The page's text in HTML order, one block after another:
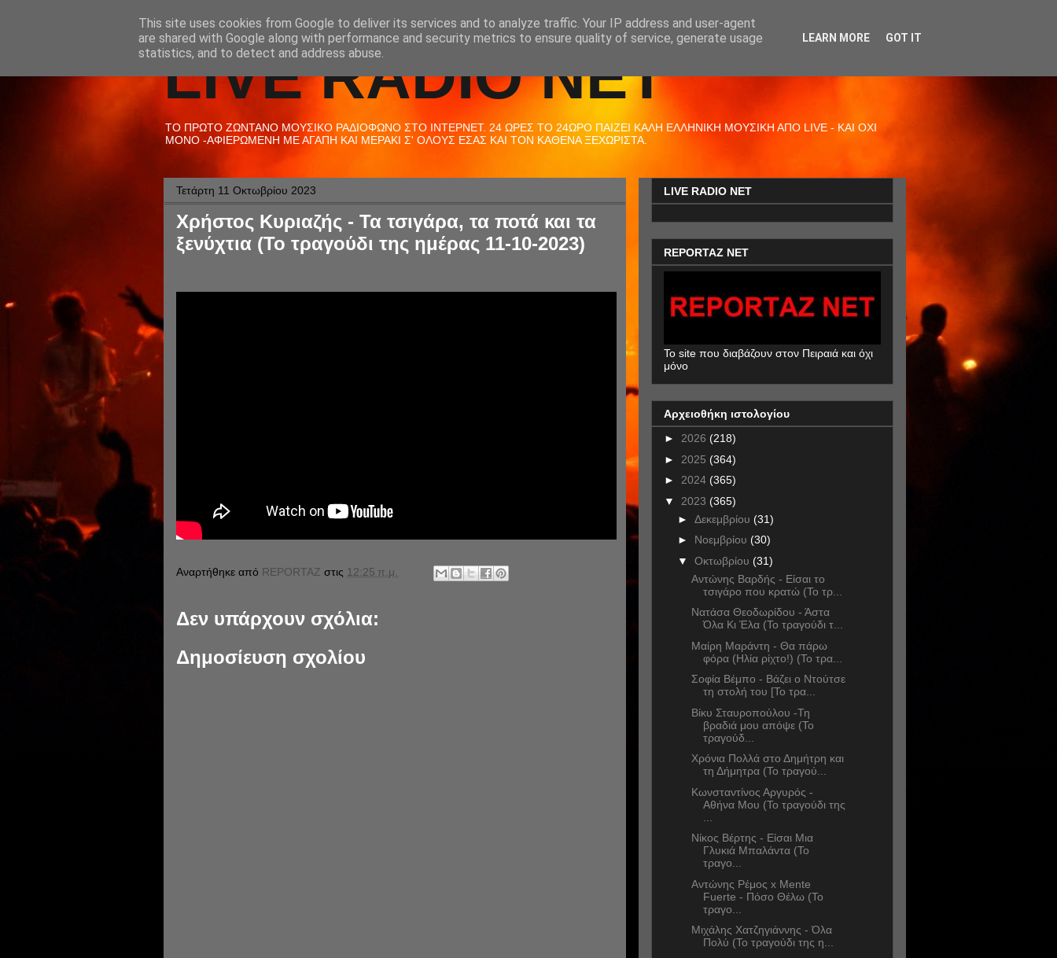
LIVE RADIO NET
ΤΟ ΠΡΩΤΟ ΖΩΝΤΑΝΟ ΜΟΥΣΙΚΟ ΡΑΔΙΟΦΩΝΟ ΣΤΟ ΙΝΤΕΡΝΕΤ. 24 ΩΡΕΣ ΤΟ 24ΩΡΟ ΠΑΙΖΕΙ ΚΑΛΗ ΕΛΛΗΝΙΚΗ ΜΟΥΣΙΚΗ ΑΠΟ LIVE - ΚΑΙ ΟΧΙ
ΜΟΝΟ -ΑΦΙΕΡΩΜΕΝΗ ΜΕ ΑΓΑΠΗ ΚΑΙ ΜΕΡΑΚΙ Σ' ΟΛΟΥΣ ΕΣΑΣ ΚΑΙ ΤΟΝ ΚΑΘΕΝΑ ΞΕΧΩΡΙΣΤΑ.
Τετάρτη 11 Οκτωβρίου 2023
Χρήστος Κυριαζής - Τα τσιγάρα, τα ποτά και τα
ξενύχτια (Το τραγούδι της ημέρας 11-10-2023)
Αναρτήθηκε από REPORTAZ στις 12:25 π.μ.
Δεν υπάρχουν σχόλια:
Δημοσίευση σχολίου
LIVE RADIO NET
REPORTAZ NET
To site που διαβάζουν στον Πειραιά και όχι
μόνο
Αρχειοθήκη ιστολογίου
► 2026 (218)
► 2025 (364)
► 2024 (365)
▼ 2023 (365)
► Δεκεμβρίου (31)
► Νοεμβρίου (30)
▼ Οκτωβρίου (31)
Αντώνης Βαρδής - Είσαι το
τσιγάρο που κρατώ (Το τρ...
Νατάσα Θεοδωρίδου - Άστα
Όλα Κι Έλα (Το τραγούδι τ...
Μαίρη Μαράντη - Θα πάρω
φόρα (Ηλία ρίχτο!) (Το τρα...
Σοφία Βέμπο - Βάζει ο Ντούτσε
τη στολή του [Το τρα...
Βίκυ Σταυροπούλου -Τη
βραδιά μου απόψε (Το
τραγούδ...
Χρόνια Πολλά στο Δημήτρη και
τη Δήμητρα (Το τραγού...
Κωνσταντίνος Αργυρός -
Αθήνα Μου (Το τραγούδι της
Νίκος Βέρτης - Είσαι Μια
Γλυκιά Μπαλάντα (Το
τραγο...
Αντώνης Ρέμος x Mente
Fuerte - Πόσο Θέλω (Το
τραγο...
Μιχάλης Χατζηγιάννης - Όλα
Πολύ (Το τραγούδι της η...
This site uses cookies from Google to deliver its services and to analyze traffic. Your IP address and user-agent
are shared with Google along with performance and security metrics to ensure quality of service, generate usage
statistics, and to detect and address abuse.
LEARN MORE GOT IT